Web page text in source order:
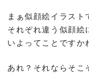
まぁ似顔絵イラス
それぞれ違う似顔絵
いよってことですか
あれ？それならそこ